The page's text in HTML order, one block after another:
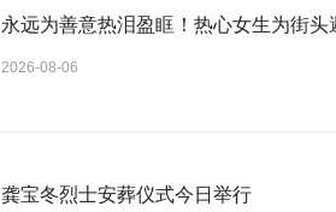
永远为善意热泪盈眶！热心女生为街
2026-08-06
龚宝冬烈士安葬仪式今日举行